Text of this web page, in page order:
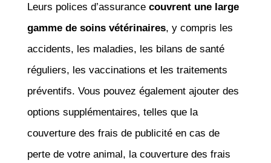
Leurs polices d’assurance couvrent une large
gamme de soins vétérinaires, y compris les
accidents, les maladies, les bilans de santé
réguliers, les vaccinations et les traitements
préventifs. Vous pouvez également ajouter des
options supplémentaires, telles que la
couverture des frais de publicité en cas de
perte de votre animal, la couverture des frais